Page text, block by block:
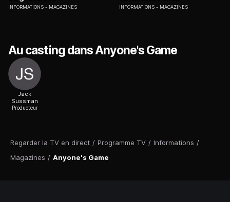
Regarder la TV en direct / Programme TV / Informations /
Magazines / Anyone's Game
INFORMATIONS MAGAZINES INFORMATIONS MAGAZINES
Au casting dans Anyone's Game
Jack
Sussman
Producteur